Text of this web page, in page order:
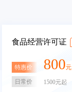
食品经营许可证
特惠价 800
日常价 1500元起